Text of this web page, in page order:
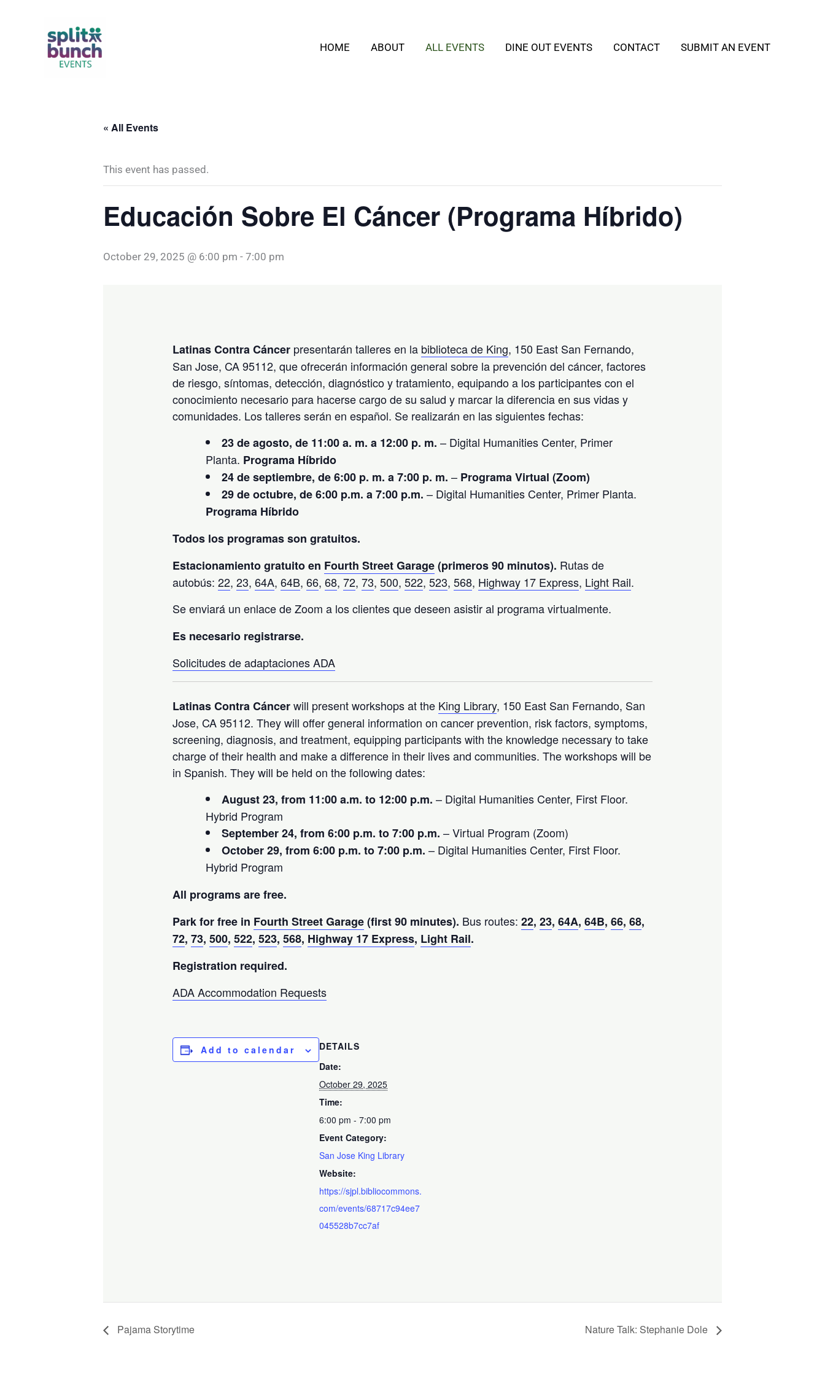
HOME ABOUT ALL EVENTS DINE OUT EVENTS CONTACT SUBMIT AN EVENT
« All Events
This event has passed.
Educación Sobre El Cáncer (Programa Híbrido)
October 29, 2025 @ 6:00 pm - 7:00 pm
Latinas Contra Cáncer presentarán talleres en la biblioteca de King, 150 East San Fernando,
San Jose, CA 95112, que ofrecerán información general sobre la prevención del cáncer, factores
de riesgo, síntomas, detección, diagnóstico y tratamiento, equipando a los participantes con el
conocimiento necesario para hacerse cargo de su salud y marcar la diferencia en sus vidas y
comunidades. Los talleres serán en español. Se realizarán en las siguientes fechas:
23 de agosto, de 11:00 a. m. a 12:00 p. m. – Digital Humanities Center, Primer
Planta. Programa Híbrido
24 de septiembre, de 6:00 p. m. a 7:00 p. m. – Programa Virtual (Zoom)
29 de octubre, de 6:00 p.m. a 7:00 p.m. – Digital Humanities Center, Primer Planta.
Programa Híbrido
Todos los programas son gratuitos.
Estacionamiento gratuito en Fourth Street Garage(primeros 90 minutos). Rutas de
autobús:22,23,64A,64B,66,68,72,73,500,522,523,568, Highway 17 Express, Light Rail.
Se enviará un enlace de Zoom a los clientes que deseen asistir al programa virtualmente.
Es necesario registrarse.
Solicitudes de adaptaciones ADA
Latinas Contra Cáncerwill present workshops at the King Library, 150 East San Fernando, San
Jose, CA 95112. They will offer general information on cancer prevention, risk factors, symptoms,
screening, diagnosis, and treatment, equipping participants with the knowledge necessary to take
charge of their health and make a difference in their lives and communities. The workshops will be
in Spanish. They will be held on the following dates:
August 23, from 11:00 a.m. to 12:00 p.m. – Digital Humanities Center, First Floor.
Hybrid Program
September 24, from 6:00 p.m. to 7:00 p.m. – Virtual Program (Zoom)
October 29, from 6:00 p.m. to 7:00 p.m. – Digital Humanities Center, First Floor.
Hybrid Program
All programs are free.
Park for free in Fourth Street Garage(first 90 minutes). Bus routes: 22,23,64A,64B,66,68,
72,73,500,522,523,568, Highway 17 Express, Light Rail.
Registration required.
ADA Accommodation Requests
Add to calendar
DETAILS
Date:
October 29, 2025
Time:
6:00 pm - 7:00 pm
Event Category:
San Jose King Library
Website:
https://sjpl.bibliocommons.
com/events/68717c94ee7
045528b7cc7af
Pajama Storytime Nature Talk: Stephanie Dole